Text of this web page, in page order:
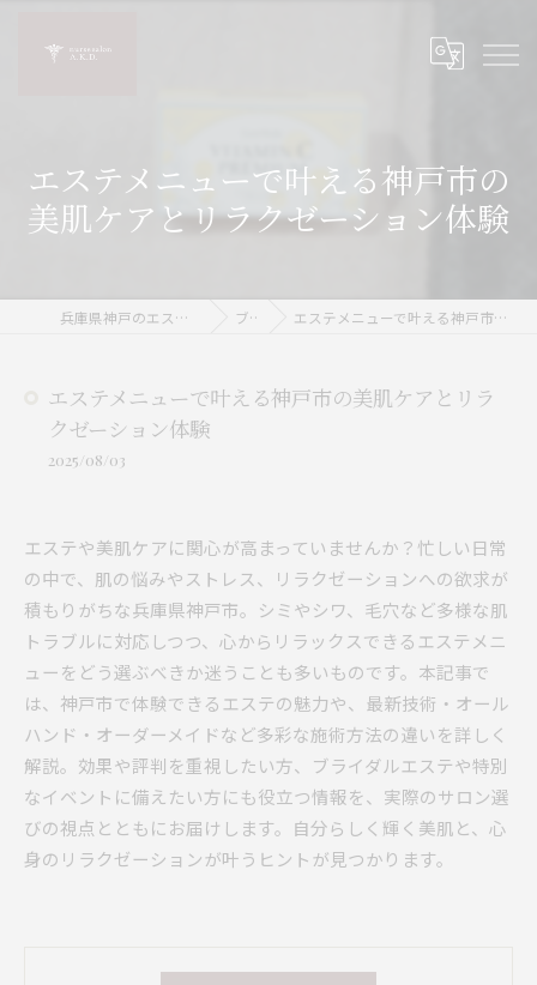
エステメニューで叶える神戸市の
美肌ケアとリラクゼーション体験
兵庫県神戸のエステならnurse salon A.K.D. ブログ エステメニューで叶える神戸市の美肌ケアとリラクゼーション体験
エステメニューで叶える神戸市の美肌ケアとリラ
クゼーション体験
2025/08/03
エステや美肌ケアに関心が高まっていませんか？忙しい日常
の中で、肌の悩みやストレス、リラクゼーションへの欲求が
積もりがちな兵庫県神戸市。シミやシワ、毛穴など多様な肌
トラブルに対応しつつ、心からリラックスできるエステメニ
ューをどう選ぶべきか迷うことも多いものです。本記事で
は、神戸市で体験できるエステの魅力や、最新技術・オール
ハンド・オーダーメイドなど多彩な施術方法の違いを詳しく
解説。効果や評判を重視したい方、ブライダルエステや特別
なイベントに備えたい方にも役立つ情報を、実際のサロン選
びの視点とともにお届けします。自分らしく輝く美肌と、心
身のリラクゼーションが叶うヒントが見つかります。